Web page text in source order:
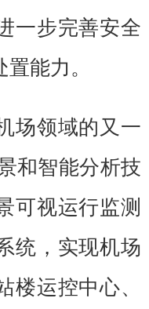
一步完善安全
能力。
领域的又一
和智能分析技
可视运行监测
统，实现机场
楼运控中心、